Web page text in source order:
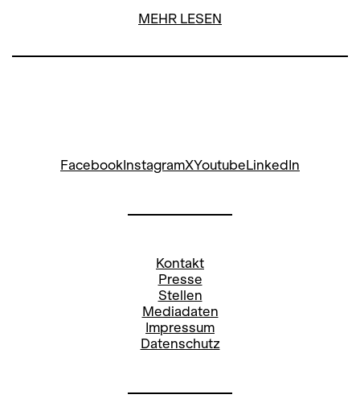
Liebesgeschichte der Welt mit dem
Ballett Zürich als eine Welt der
Gegensätze auf die Bühne, in der sich
MEHR LESEN
FacebookInstagramXYoutubeLinkedIn
Kontakt
Presse
Stellen
Mediadaten
Impressum
Datenschutz